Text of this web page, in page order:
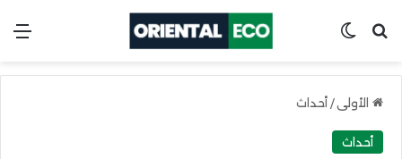
ابحث عنSwitch skin
الأولى / أحداث
أحداث